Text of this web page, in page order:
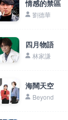
情感的禁區
劉德華
四月物語
林家謙
海闊天空
Beyond